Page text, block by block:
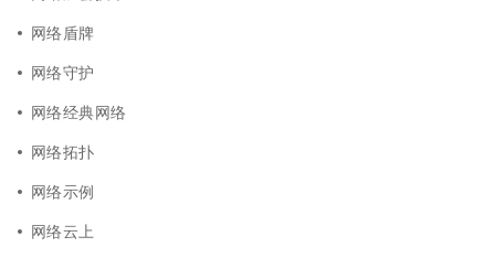
网络盾牌
网络守护
网络经典网络
网络拓扑
网络示例
网络云上